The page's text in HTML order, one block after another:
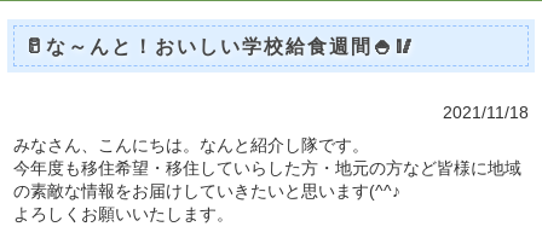
🥛な～んと！おいしい学校給食週間🍚🥢
2021/11/18
みなさん、こんにちは。なんと紹介し隊です。
今年度も移住希望・移住していらした方・地元の方など皆様に地域
の素敵な情報をお届けしていきたいと思います(^^♪
よろしくお願いいたします。